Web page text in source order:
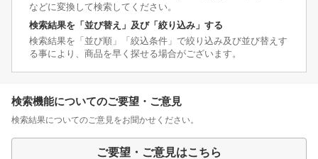
などに変換して検索してください。
検索結果を「並び替え」及び「絞り込み」する
検索結果を「並び順」「絞込条件」で絞り込み及び並び替えす
る事により、商品を早く探せる場合がございます。
検索機能についてのご要望・ご意見
検索結果についてのご意見をお聞かせください。
ご要望・ご意見はこちら